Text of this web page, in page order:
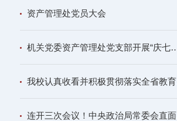
资产管理处党员大会
机关党委资产管理处党支部开展“庆七一、悟初心、践承诺、担使命”主题党日活动
我校认真收看并积极贯彻落实全省教育系统新型冠状病毒感染的肺炎疫情防控工作视频会议精神
连开三次会议！中央政治局常委会直面疫情大考